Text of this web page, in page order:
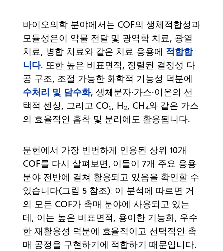
바이오의학 분야에서는 COF의 생체적합성과
모듈성은이 약물 전달 및 광역학 치료, 광열
치료, 병합 치료와 같은 치료 응용에 적합합
니다. 또한 높은 비표면적, 정렬된 결정성 다
공 구조, 조절 가능한 화학적 기능성 덕분에
수처리 및 담수화, 생체분자·가스·이온의 선
택적 센싱, 그리고 CO₂, H₂, CH₄와 같은 가스
의 효율적인 흡착 및 분리에도 활용됩니다.
문헌에서 가장 빈번하게 인용된 상위 10개
COF를 다시 살펴보면, 이들이 7개 주요 응용
분야 전반에 걸쳐 활용되고 있음을 확인할 수
있습니다(그림 5 참조). 이 분석에 따르면 거
의 모든 COF가 촉매 분야에 사용되고 있는
데, 이는 높은 비표면적, 용이한 기능화, 우수
한 재활용성 덕분에 효율적이고 선택적인 촉
매 공정을 구현하기에 적합하기 때문입니다.